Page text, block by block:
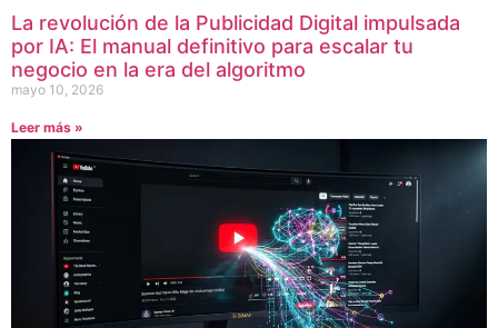
La revolución de la Publicidad Digital impulsada
por IA: El manual definitivo para escalar tu
negocio en la era del algoritmo
mayo 10, 2026
Leer más »